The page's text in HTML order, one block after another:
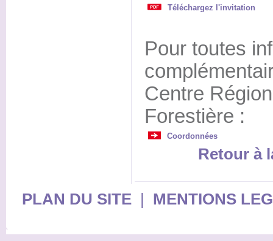
Téléchargez l'invitation
Pour toutes
Centre
Forestière :
Coordonnées
Retour à
PLAN DU SITE| MENTIONS